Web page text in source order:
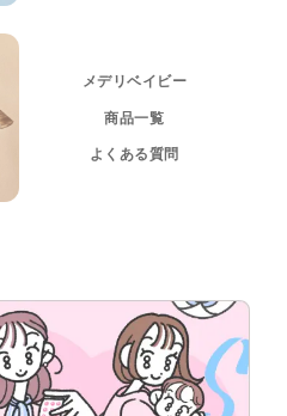
メデリベイビー
商品一覧
よくある質問